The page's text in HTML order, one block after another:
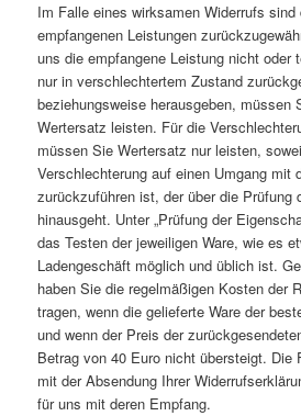
Im Falle eines wirksamen Widerrufs sind
empfangenen Leistungen
uns die empfangene Leistung nicht oder
nur in verschlechtertem Zustand
beziehungsweise herausgeben, müssen
Wertersatz leisten. Für die
müssen Sie Wertersatz nur leisten,
Verschlechterung auf einen Umgang mit
zurückzuführen ist, der über die Prüfung
hinausgeht. Unter „Prüfung der
das Testen der jeweiligen Ware, wie es
Ladengeschäft möglich und üblich ist.
haben Sie die regelmäßigen Kosten der
tragen, wenn die gelieferte Ware der
und wenn der Preis der
Betrag von 40 Euro nicht übersteigt. Die
mit der Absendung Ihrer
für uns mit deren Empfang.